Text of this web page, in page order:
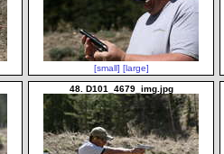
[small] [large]
48. D101_4679_img.jpg